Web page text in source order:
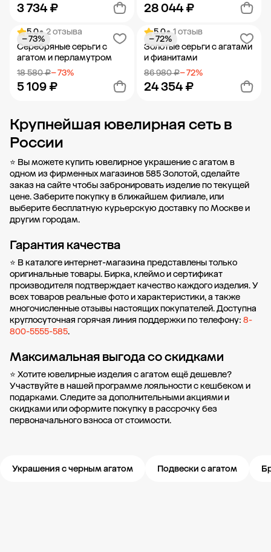
3 734 ₽
Добавить в корзину
28 044 ₽
Добавить в корзину
5.0• 2 отзыва
Серебряные серьги с
агатом и перламутром
18 580 ₽− 73%
5 109 ₽
− 73%
Добавить в корзину
5.0• 1 отзыв
Золотые серьги с агатами
и фианитами
86 980 ₽− 72%
24 354 ₽
− 72%
Добавить в корзину
Крупнейшая ювелирная сеть в
России
⭐ Вы можете купить ювелирное украшение с агатом в
одном из фирменных магазинов 585 Золотой, сделайте
заказ на сайте чтобы забронировать изделие по текущей
цене. Заберите покупку вближайшем филиале, или
выберите бесплатную курьерскую доставку по Москве и
другим городам.
Гарантия качества
⭐ В каталоге интернет-магазина представлены только
оригинальные товары. Бирка, клеймо и сертификат
производителя подтверждает качество каждого изделия. У
всех товаров реальные фото и характеристики, а также
многочисленные отзывы настоящих покупателей. Доступна
круглосуточная горячая линия поддержки по телефону: 8-
800-5555-585.
Максимальная выгода со скидками
⭐ Хотите ювелирные изделия с агатом ещё дешевле?
Участвуйте в нашейпрограмме лояльностис кешбеком и
подарками. Следите за дополнительнымиакциями и
скидкамиили оформитепокупку в рассрочкубез
первоначального взноса от стоимости.
Украшения с черным агатом Подвески с агатом